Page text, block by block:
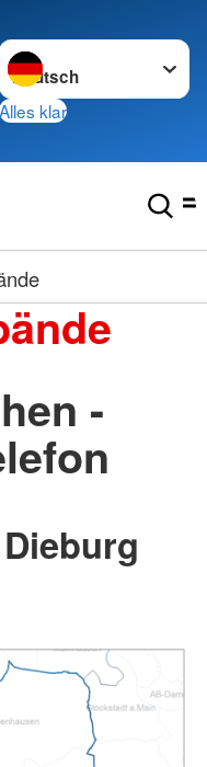
Sprache wechseln zu
Alles klar
-